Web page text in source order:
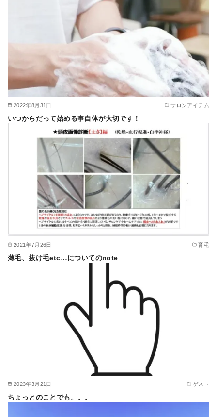
2022年8月31日 サロンアイテム
いつからだって始める事自体が大切です！
2021年7月26日 育毛
薄毛、抜け毛etc…についてのnote
2023年3月21日 ゲスト
ちょっとのことでも。。。